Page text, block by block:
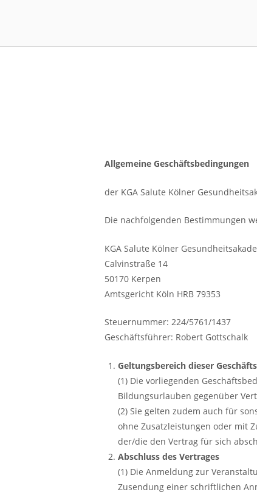
Allgemeine Geschäftsbedingungen
der KGA Salute Kölner
Die nachfolgenden Bestimmungen
KGA Salute Kölner
Calvinstraße 14
50170 Kerpen
Amtsgericht Köln HRB 79353
Steuernummer: 224/5761/1437
Geschäftsführer: Robert Gottschalk
Geltungsbereich dieser
(1) Die vorliegenden
Bildungsurlauben gegenüber
(2) Sie gelten zudem auch für
ohne Zusatzleistungen oder mit
der/die den Vertrag für sich
Abschluss des Vertrages
(1) Die Anmeldung zur
Zusendung einer schriftlichen